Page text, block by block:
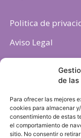
de
Para ofrecer las mejores
cookies para almacenar
consentimiento de estas
el comportamiento de
sitio. No consentir o
Politica de
Aviso Legal
Política de cookies